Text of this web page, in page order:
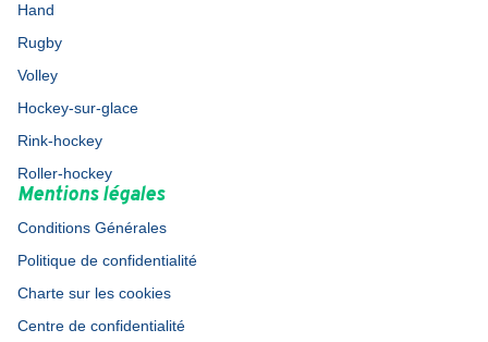
Hand
Rugby
Volley
Hockey-sur-glace
Rink-hockey
Roller-hockey
Mentions légales
Conditions Générales
Politique de confidentialité
Charte sur les cookies
Centre de confidentialité